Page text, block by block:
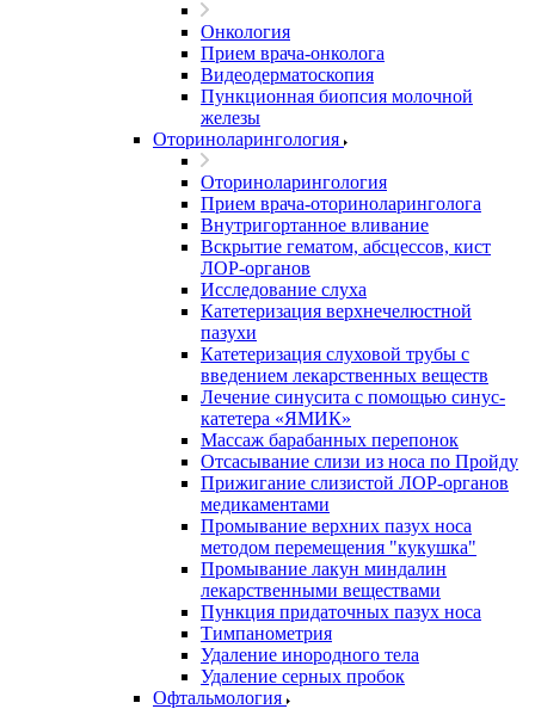
Онкология
Прием врача-онколога
Видеодерматоскопия
Пункционная биопсия молочной
железы
Оториноларингология
Оториноларингология
Прием врача-оториноларинголога
Внутригортанное вливание
Вскрытие гематом, абсцессов, кист
ЛОР-органов
Исследование слуха
Катетеризация верхнечелюстной
пазухи
Катетеризация слуховой трубы с
введением лекарственных веществ
Лечение синусита с помощью синус-
катетера «ЯМИК»
Массаж барабанных перепонок
Отсасывание слизи из носа по Пройду
Прижигание слизистой ЛОР-органов
медикаментами
Промывание верхних пазух носа
методом перемещения "кукушка"
Промывание лакун миндалин
лекарственными веществами
Пункция придаточных пазух носа
Тимпанометрия
Удаление инородного тела
Удаление серных пробок
Офтальмология